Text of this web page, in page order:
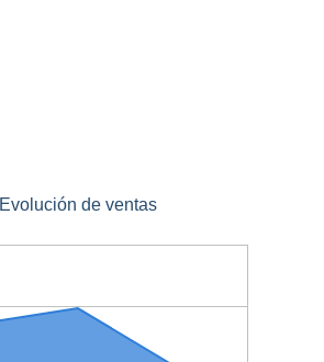
Evolución de ventas